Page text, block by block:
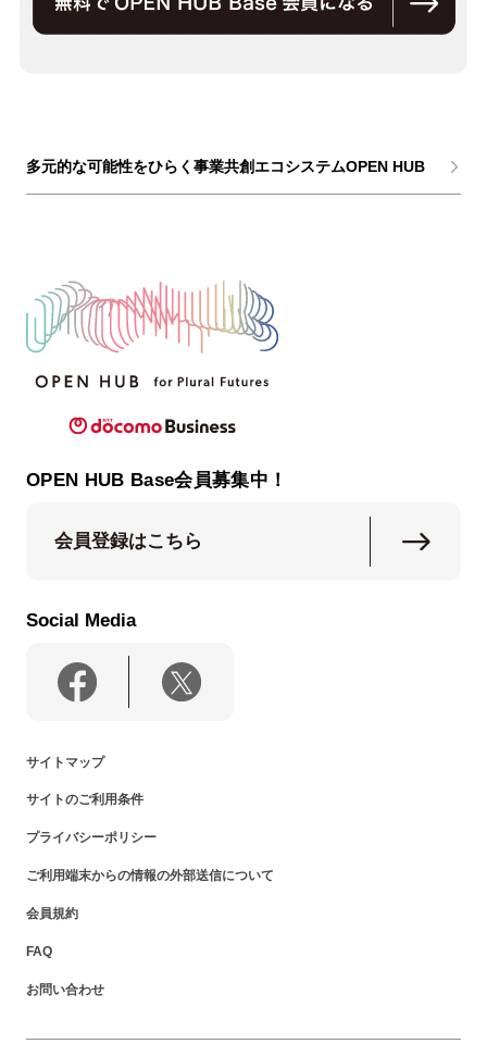
多元的な可能性をひらく事業共創エコシステムOPEN HUB
OPEN HUB Base会員募集中！
会員登録はこちら
Social Media
サイトマップ
サイトのご利用条件
プライバシーポリシー
ご利用端末からの情報の外部送信について
会員規約
FAQ
お問い合わせ